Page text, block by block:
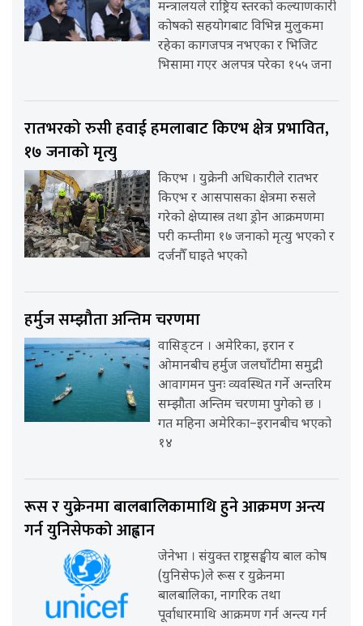
मन्त्रालयले राष्ट्रिय स्तरको कल्याणकारी
कोषको सहयोगबाट विभिन्न मुलुकमा
रहेका कागजपत्र नभएका र भिजिट
भिसामा गएर अलपत्र परेका १५५ जना
रातभरको रुसी हवाई हमलाबाट किएभ क्षेत्र प्रभावित,
१७ जनाको मृत्यु
किएभ । युक्रेनी अधिकारीले रातभर
किएभ र आसपासका क्षेत्रमा रुसले
गरेको क्षेप्यास्त्र तथा ड्रोन आक्रमणमा
परी कम्तीमा १७ जनाको मृत्यु भएको र
दर्जनौँ घाइते भएको
हर्मुज सम्झौता अन्तिम चरणमा
वासिङ्टन । अमेरिका, इरान र
ओमानबीच हर्मुज जलघाँटीमा समुद्री
आवागमन पुनः व्यवस्थित गर्ने अन्तरिम
सम्झौता अन्तिम चरणमा पुगेको छ ।
गत महिना अमेरिका–इरानबीच भएको
१४
रूस र युक्रेनमा बालबालिकामाथि हुने आक्रमण अन्त्य
गर्न युनिसेफको आह्वान
जेनेभा । संयुक्त राष्ट्रसङ्घीय बाल कोष
(युनिसेफ)ले रूस र युक्रेनमा
बालबालिका, नागरिक तथा
पूर्वाधारमाथि आक्रमण गर्न अन्त्य गर्न